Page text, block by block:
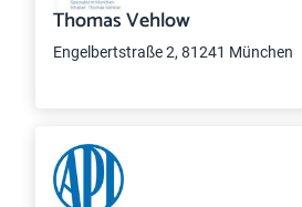
Thomas Vehlow
Engelbertstraße 2, 81241 München